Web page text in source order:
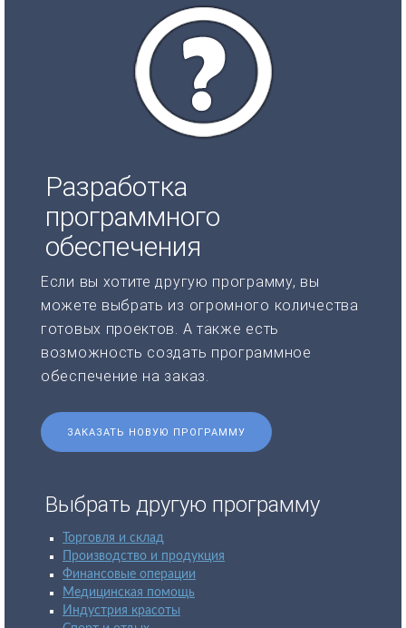
Разработка
программного
обеспечения
Если вы хотите другую программу, вы
можете выбрать из огромного количества
готовых проектов. А также есть
возможность создать программное
обеспечение на заказ.
ЗАКАЗАТЬ НОВУЮ ПРОГРАММУ
Выбрать другую программу
Торговля и склад
Производство и продукция
Финансовые операции
Медицинская помощь
Индустрия красоты